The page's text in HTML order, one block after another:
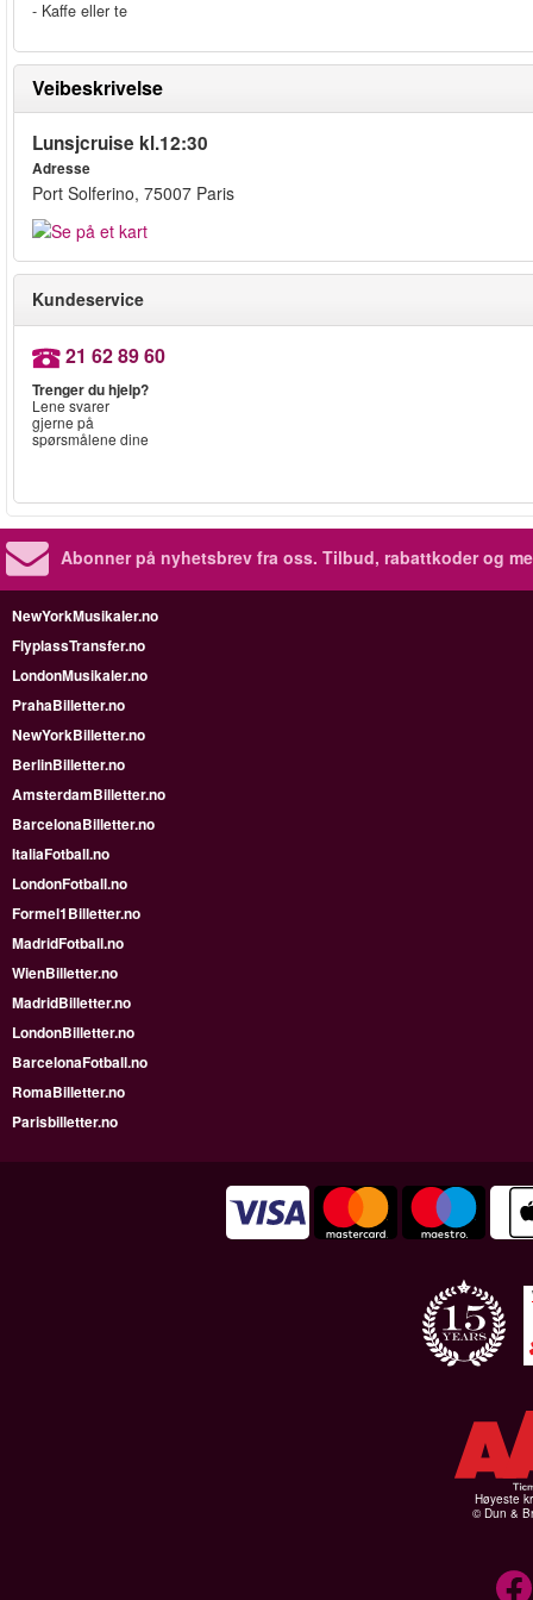
- Kaffe eller te
Veibeskrivelse
Lunsjcruise kl.12:30
Adresse
Port Solferino, 75007 Paris
Kundeservice
21 62 89 60
Trenger du hjelp?
Lene svarer
gjerne på
spørsmålene dine
Abonner på nyhetsbrev fra oss. Tilbud, rabattkoder og
NewYorkMusikaler.no
FlyplassTransfer.no
LondonMusikaler.no
PrahaBilletter.no
NewYorkBilletter.no
BerlinBilletter.no
AmsterdamBilletter.no
BarcelonaBilletter.no
ItaliaFotball.no
LondonFotball.no
Formel1Billetter.no
MadridFotball.no
WienBilletter.no
MadridBilletter.no
LondonBilletter.no
BarcelonaFotball.no
RomaBilletter.no
Parisbilletter.no
Høyeste
© Dun &